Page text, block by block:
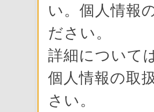
い。個人情報
ださい。
詳細について
個人情報の取
さい。